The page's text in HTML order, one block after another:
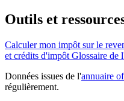
Outils et
Calculer mon impôt sur le
et crédits d'impôt Glossaire de
Données issues de l'annuaire
régulièrement.